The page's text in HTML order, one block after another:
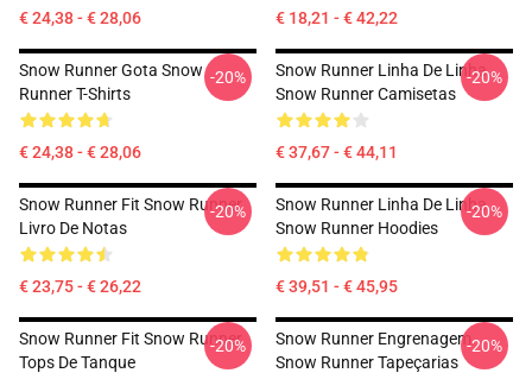
€ 24,38 - € 28,06 € 18,21 - € 42,22
Snow Runner Gota Snow
Runner T-Shirts
€ 24,38 - € 28,06
-20%
Snow Runner Linha De Linha
Snow Runner Camisetas
€ 37,67 - € 44,11
-20%
Snow Runner Fit Snow Runner
Livro De Notas
€ 23,75 - € 26,22
-20%
Snow Runner Linha De Linha
Snow Runner Hoodies
€ 39,51 - € 45,95
-20%
Snow Runner Fit Snow Runner
Tops De Tanque
-20%
Snow Runner Engrenagem
Snow Runner Tapeçarias
-20%